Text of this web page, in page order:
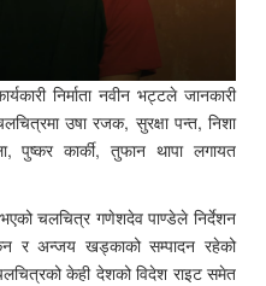
निर्माता नवीन भट्टले जानकारी
उषा रजक, सुरक्षा पन्त, निशा
पुष्कर कार्की, तुफान थापा लगायत
भएको चलचित्र गणेशदेव पाण्डेले निर्देशन
र अन्जय खड्काको सम्पादन रहेको
केही देशको विदेश राइट समेत